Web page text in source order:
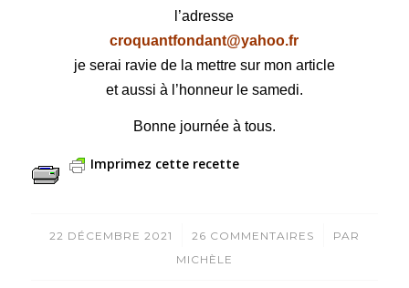
l’adresse
croquantfondant@yahoo.fr
je serai ravie de la mettre sur mon article
et aussi à l’honneur le samedi.
Bonne journée à tous.
Imprimez cette recette
22 DÉCEMBRE 2021
/ 26 COMMENTAIRES
/
PAR
MICHÈLE